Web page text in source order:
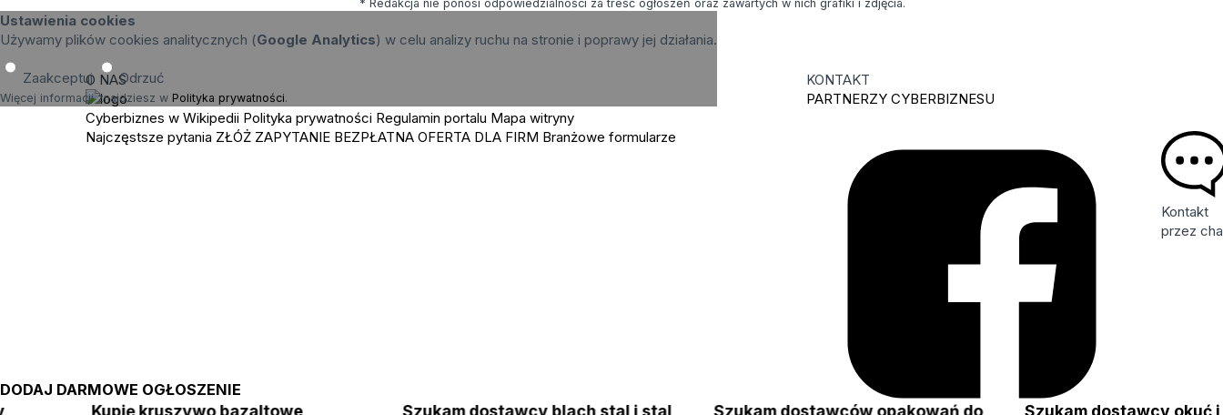
* Redakcja nie ponosi odpowiedzialności za treść ogłoszeń oraz zawartych w nich grafiki i zdjęcia.
DODAJ DARMOWE OGŁOSZENIE
Kupię kruszywo bazaltowe Szukam dostawcy blach stal i stal Szukam dostawców opakowań do Szukam dostawcy
Kontakt
przez
Ustawienia cookies
Używamy plików cookies analitycznych (Google Analytics) w celu analizy ruchu na stronie i poprawy jej działania.
Zaakceptuj Odrzuć
Więcej informacji znajdziesz w Polityka prywatności.
O NAS
Cyberbiznes w Wikipedii Polityka prywatności Regulamin portalu Mapa witryny
Najczęstsze pytania ZŁÓŻ ZAPYTANIE BEZPŁATNA OFERTA DLA FIRM Branżowe formularze
KONTAKT
PARTNERZY CYBERBIZNESU